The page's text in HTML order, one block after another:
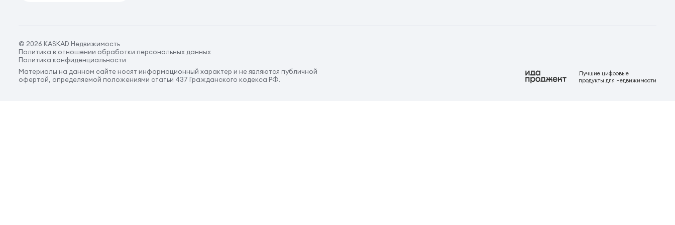
© 2026 KASKAD Недвижимость
Политика в отношении обработки персональных данных
Политика конфиденциальности
Материалы на данном сайте носят информационный характер и не являются публичной
офертой, определяемой положениями статьи 437 Гражданского кодекса РФ.
Лучшие цифровые
продукты для недвижимости